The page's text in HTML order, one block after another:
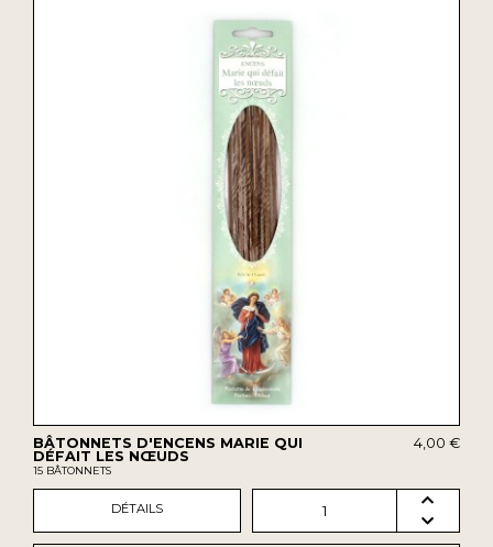
BÂTONNETS D'ENCENS MARIE QUI
DÉFAIT LES NŒUDS
15 BÂTONNETS
4,00 €
DÉTAILS 1